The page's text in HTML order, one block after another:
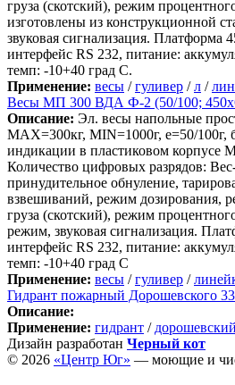
груза (скотский), режим
изготовлены из конструкционной
звуковая сигнализация. Платформа
интерфейс RS 232, питание:
темп: -10+40 град С.
Применение: весы /гуливер /л /
Весы МП 300 ВДА Ф-2 (50/100;
Описание: Эл. весы напольные
МАХ=300кг, MIN=1000г, e=50/100г,
индикации в пластиковом
Количество цифровых разрядов:
принудительное обнуление,
взвешиваний, режим дозирования,
груза (скотский), режим
режим, звуковая сигнализация.
интерфейс RS 232, питание:
темп: -10+40 град С
Применение: весы /гуливер /
Гидрант пожарный Дорошевского
Описание:
Применение: гидрант / дорошевский
Дизайн разработан Черный кот
© 2026 «Центр Юг» — моющие и